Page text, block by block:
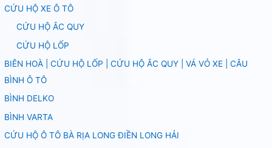
CỨU HỘ XE Ô TÔ
CỨU HỘ ẮC QUY
CỨU HỘ LỐP
BIÊN HOÀ | CỨU HỘ LỐP | CỨU HỘ ẮC QUY | VÁ VỎ XE | CÂU
BÌNH Ô TÔ
BÌNH DELKO
BÌNH VARTA
CỨU HỘ Ô TÔ BÀ RỊA LONG ĐIỀN LONG HẢI